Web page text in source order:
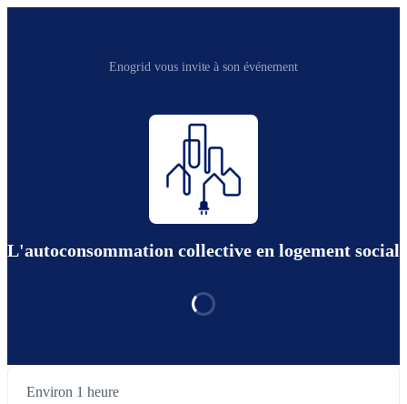
Enogrid vous invite à son événement
L'autoconsommation collective en logement social
Environ 1 heure